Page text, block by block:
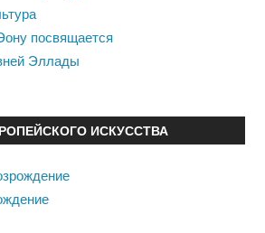
посвящается
Эллады
ИСКУССТВА